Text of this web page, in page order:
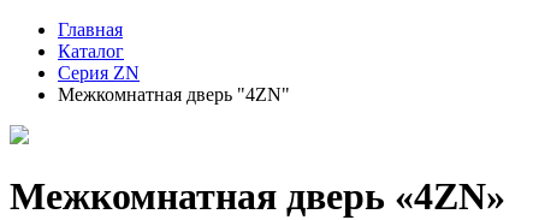
Главная
Каталог
Серия ZN
Межкомнатная дверь "4ZN"
Межкомнатная дверь «4ZN»